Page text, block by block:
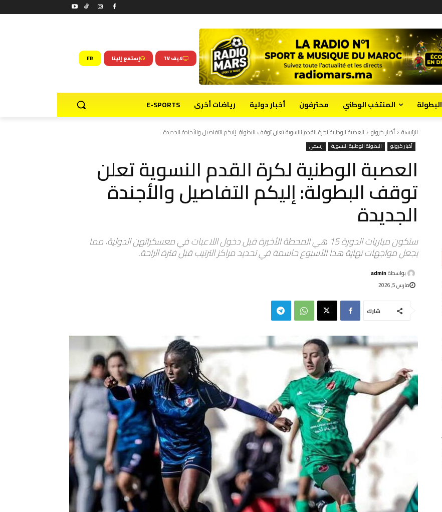
لايف TV إستمع إلينا FR
البطولة المنتخب الوطني محترفون أخبار دولية رياضات أخرى E-SPORTS
الرئيسية أخبار كرونو العصبة الوطنية لكرة القدم النسوية تعلن توقف البطولة: إليكم التفاصيل والأجندة الجديدة
أخبار كرونو البطولة الوطنية النسوية رسمي
العصبة الوطنية لكرة القدم النسوية تعلن
توقف البطولة: إليكم التفاصيل والأجندة
الجديدة
ستكون مباريات الدورة 15 هي المحطة الأخيرة قبل دخول اللاعبات في معسكراتهن الدولية، مما
يجعل مواجهات نهاية هذا الأسبوع حاسمة في تحديد مراكز الترتيب قبل فترة الراحة.
بواسطةadmin
مارس 5, 2026
شارك